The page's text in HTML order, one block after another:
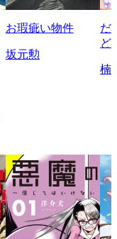
お瑕疵い物件
坂元勲
だ
ど
楠